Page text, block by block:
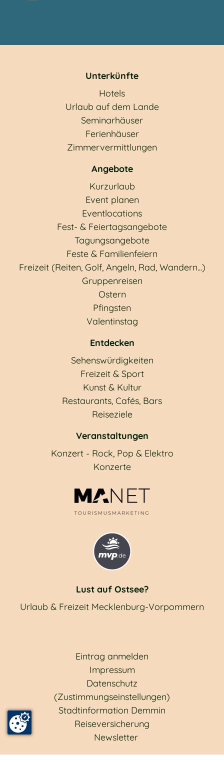
Unterkünfte
Hotels
Urlaub auf dem Lande
Seminarhäuser
Ferienhäuser
Zimmervermittlungen
Angebote
Kurzurlaub
Event planen
Eventlocations
Fest- & Feiertagsangebote
Tagungsangebote
Feste & Familienfeiern
Freizeit (Reiten, Golf, Angeln, Rad, Wandern...)
Gruppenreisen
Ostern
Pfingsten
Valentinstag
Entdecken
Sehenswürdigkeiten
Freizeit & Sport
Kunst & Kultur
Restaurants, Cafés, Bars
Reiseziele
Veranstaltungen
Konzert - Rock, Pop & Elektro
Konzerte
Lust auf Ostsee?
Urlaub & Freizeit Mecklenburg-Vorpommern
Eintrag anmelden
Impressum
Datenschutz
(Zustimmungseinstellungen)
Stadtinformation Demmin
Reiseversicherung
Newsletter